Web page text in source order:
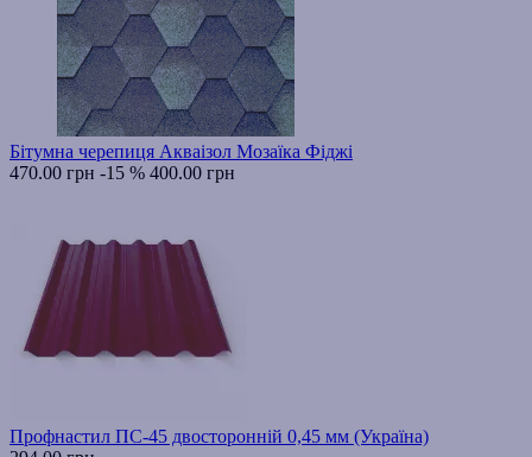
Бітумна черепиця Акваізол Мозаїка Фіджі
470.00 грн -15 % 400.00 грн
Профнастил ПС-45 двосторонній 0,45 мм (Україна)